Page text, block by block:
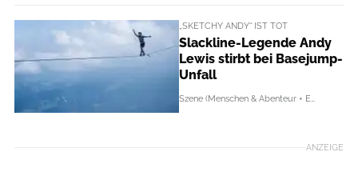
„SKETCHY ANDY“ IST TOT
Slackline-Legende Andy
Lewis stirbt bei Basejump-
Unfall
Szene (Menschen & Abenteur + Events)
ANZEIGE